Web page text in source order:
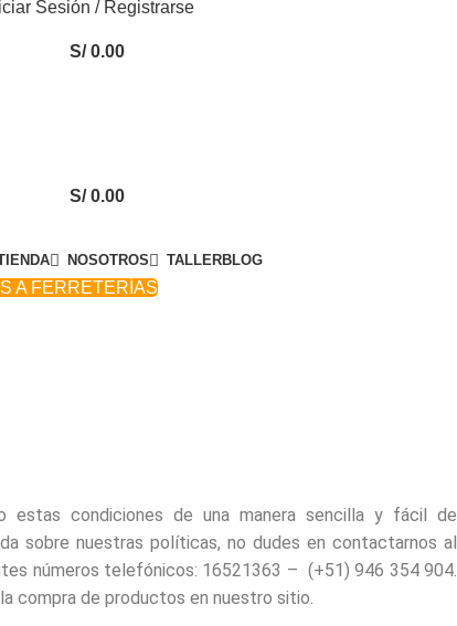
Sesión / Registrarse
S/0.00
S/0.00
NOSOTROS TALLERBLOG
A FERRETERÍAS
estas condiciones de una manera sencilla y fácil de
sobre nuestras políticas, no dudes en contactarnos al
números telefónicos: 16521363 – (+51) 946 354 904.
compra de productos en nuestro sitio.